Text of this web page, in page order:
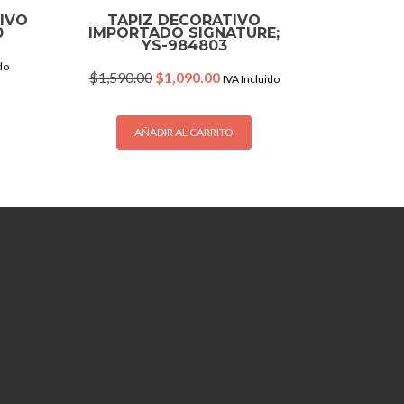
TAPIZ DECORATIVO
IMPORTADO SIGNATURE;
YS-984803
$1,590.00 Original
was:
$1,590.00.
$1,090.00Current
is:
$1,090.00.
IVA Incluido
AÑADIR AL CARRITO